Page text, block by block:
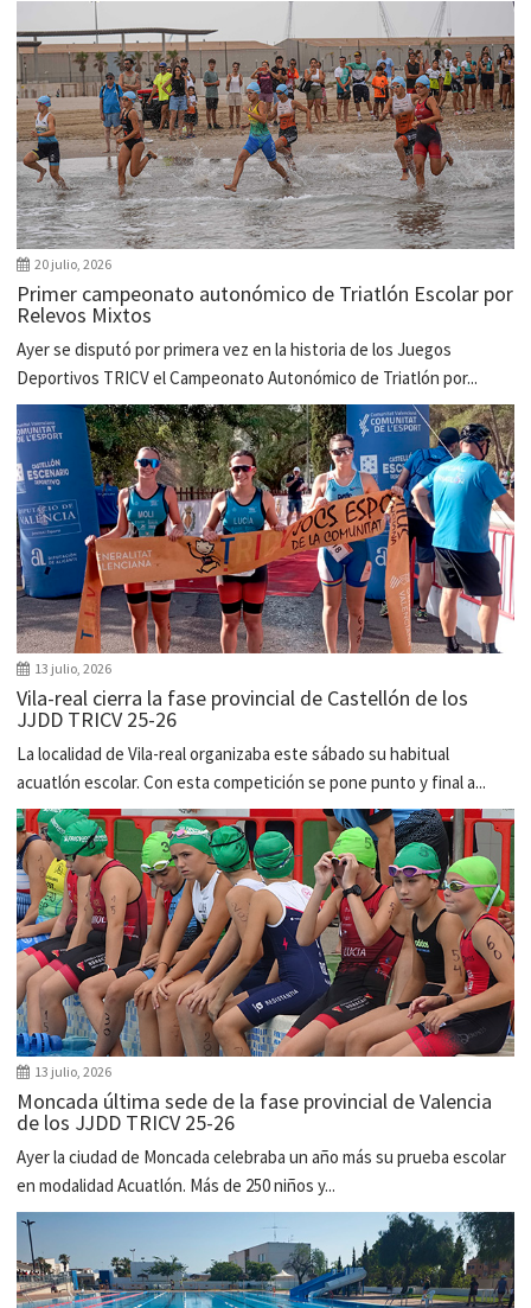
20 julio, 2026
Primer campeonato autonómico de Triatlón Escolar por
Relevos Mixtos
Ayer se disputó por primera vez en la historia de los Juegos
Deportivos TRICV el Campeonato Autonómico de Triatlón por...
13 julio, 2026
Vila-real cierra la fase provincial de Castellón de los
JJDD TRICV 25-26
La localidad de Vila-real organizaba este sábado su habitual
acuatlón escolar. Con esta competición se pone punto y final a...
13 julio, 2026
Moncada última sede de la fase provincial de Valencia
de los JJDD TRICV 25-26
Ayer la ciudad de Moncada celebraba un año más su prueba escolar
en modalidad Acuatlón. Más de 250 niños y...